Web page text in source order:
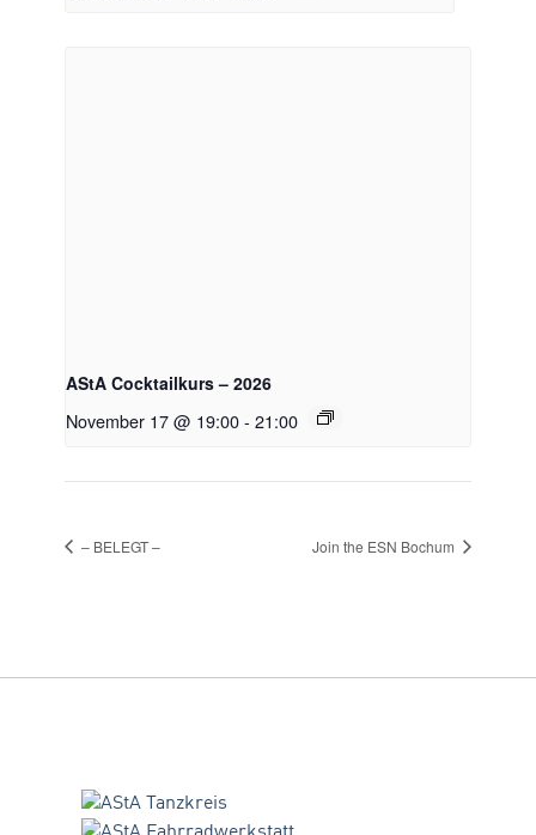
AStA Cocktailkurs – 2026
November 17 @ 19:00- 21:00
– BELEGT – Join the ESN Bochum